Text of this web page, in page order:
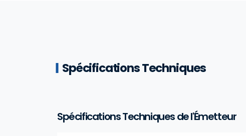
Spécifications Techniques
Spécifications Techniques de l'Émetteur